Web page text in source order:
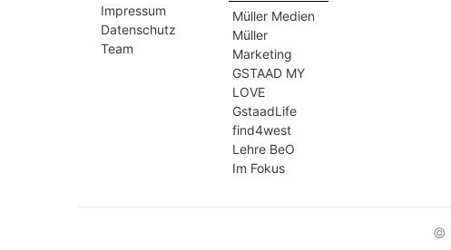
Impressum
Datenschutz
Team
Müller Medien
Müller
Marketing
GSTAAD MY
LOVE
GstaadLife
find4west
Lehre BeO
Im Fokus
©